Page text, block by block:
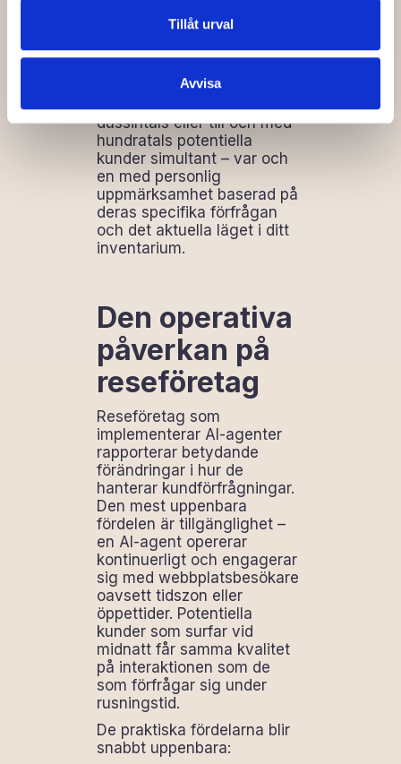
Tillåt urval
Avvisa
förfrågningar simultant utan
kvalitetsförsämring. Medan
en mänsklig agent kan
samtal samtidigt kan en AI-
dussintals eller till och med
hundratals potentiella
kunder simultant – var och
en med personlig
uppmärksamhet baserad på
deras specifika förfrågan
och det aktuella läget i ditt
inventarium.
Den operativa
påverkan på
reseföretag
Reseföretag som
implementerar AI-agenter
rapporterar betydande
förändringar i hur de
hanterar kundförfrågningar.
Den mest uppenbara
fördelen är tillgänglighet –
en AI-agent opererar
kontinuerligt och engagerar
sig med webbplatsbesökare
oavsett tidszon eller
öppettider. Potentiella
kunder som surfar vid
midnatt får samma kvalitet
på interaktionen som de
som förfrågar sig under
rusningstid.
De praktiska fördelarna blir
snabbt uppenbara: